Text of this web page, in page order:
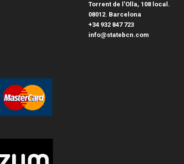
Torrent de l’Olla, 108 local.
08012. Barcelona
+34 932 847 723
info@statebcn.com